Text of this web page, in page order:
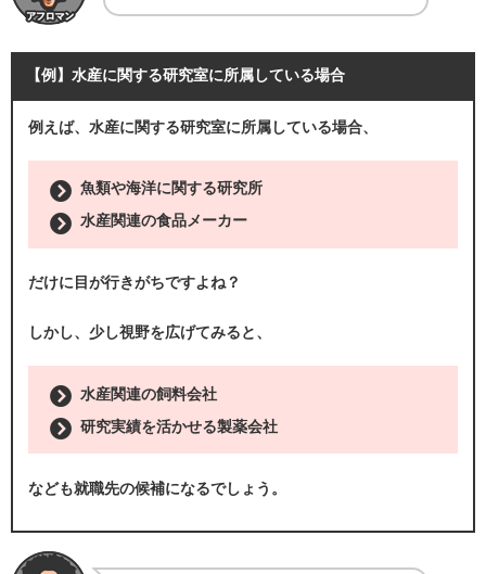
【例】水産に関する研究室に所属している場合
例えば、水産に関する研究室に所属している場合、
魚類や海洋に関する研究所
水産関連の食品メーカー
だけに目が行きがちですよね？
しかし、少し視野を広げてみると、
水産関連の飼料会社
研究実績を活かせる製薬会社
なども就職先の候補になるでしょう。